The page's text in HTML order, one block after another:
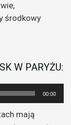
środkowy
W PARYŻU:
00:00
mają